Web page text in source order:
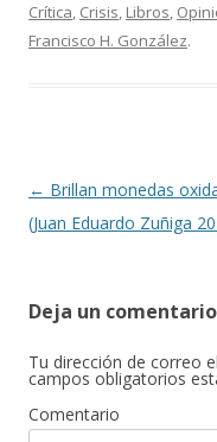
Crítica, Crisis, Libros,
Francisco H. González.
Navegación de
← Brillan monedas
(Juan Eduardo Zuñiga
Deja un comentario
Tu dirección de correo
campos obligatorios
Comentario